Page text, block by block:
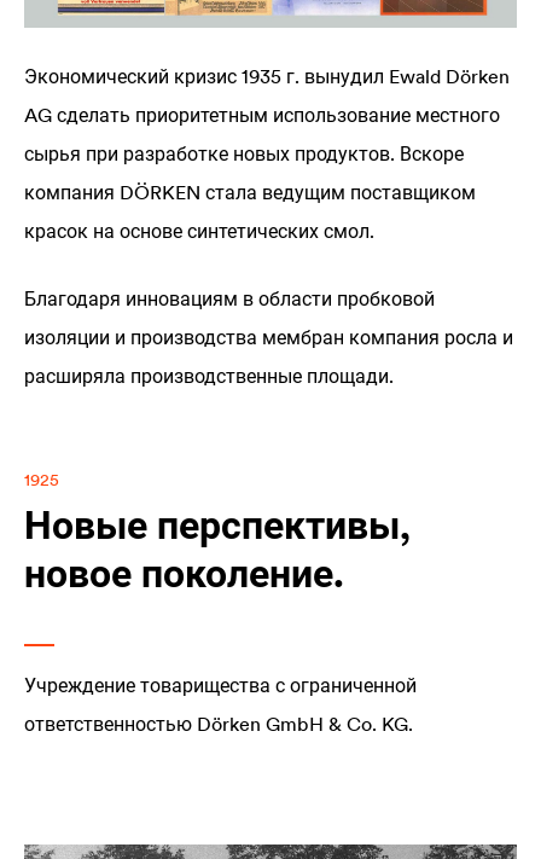
Экономический кризис 1935 г. вынудил Ewald Dörken
AG сделать приоритетным использование местного
сырья при разработке новых продуктов. Вскоре
компания DÖRKEN стала ведущим поставщиком
красок на основе синтетических смол.
Благодаря инновациям в области пробковой
изоляции и производства мембран компания росла и
расширяла производственные площади.
1925
Новые перспективы,
новое поколение.
Учреждение товарищества с ограниченной
ответственностью Dörken GmbH & Co. KG.